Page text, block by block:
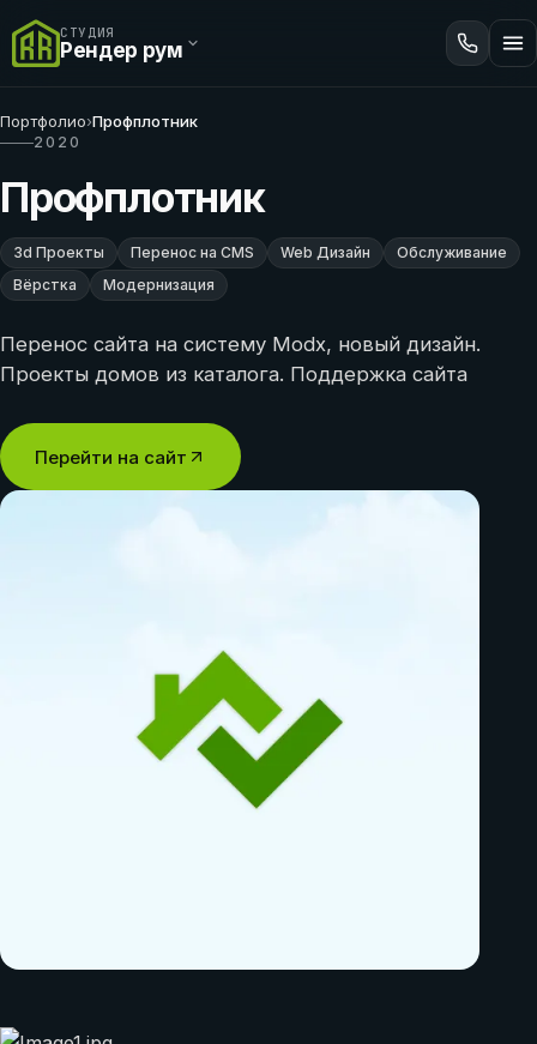
СТУДИЯ
Рендер рум
Портфолио›Профплотник
2020
Профплотник
3d Проекты Перенос на CMS Web Дизайн
Обслуживание
Вёрстка
Модернизация
Перенос сайта на систему Modx, новый дизайн.
Проекты домов из каталога. Поддержка сайта
Перейти на сайт